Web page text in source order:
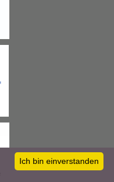
Ich bin einverstanden